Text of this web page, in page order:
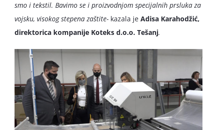
smo i tekstil. Bavimo se i proizvodnjom specijalnih prsluka za
vojsku, visokog stepena zaštite- kazala je Adisa Karahodžić,
direktorica kompanije Koteks d.o.o. Tešanj.